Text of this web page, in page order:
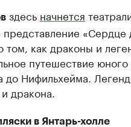
здесь начнется
представление «Сердце
том, как драконы и
путешествие
до Нифильхeйма.
дракона.
в Янтарь-холле